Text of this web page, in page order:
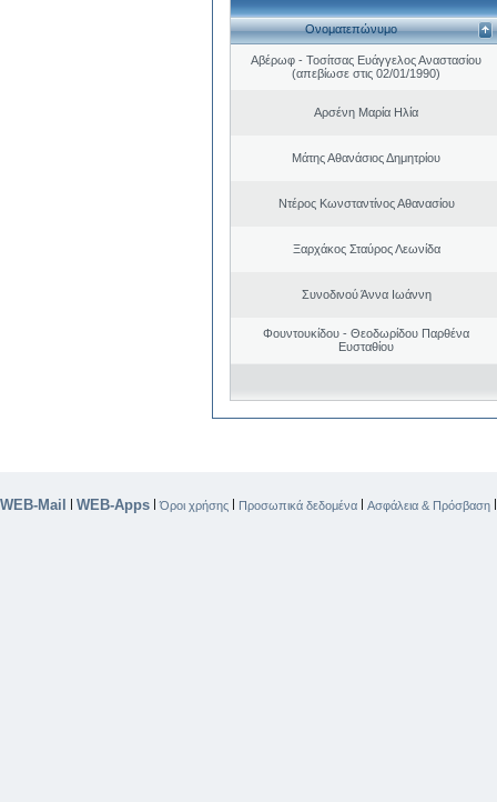
Ονοματεπώνυμο
Αβέρωφ - Τοσίτσας Ευάγγελος Αναστασίου
(απεβίωσε στις 02/01/1990)
Αρσένη Μαρία Ηλία
Μάτης Αθανάσιος Δημητρίου
Ντέρος Κωνσταντίνος Αθανασίου
Ξαρχάκος Σταύρος Λεωνίδα
Συνοδινού Άννα Ιωάννη
Φουντουκίδου - Θεοδωρίδου Παρθένα
Ευσταθίου
WEB-Mail | WEB-Apps |Όροι χρήσης | Προσωπικά δεδομένα | Ασφάλεια & Πρόσβαση